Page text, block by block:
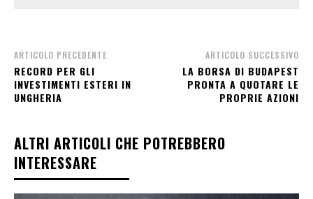
ARTICOLO PRECEDENTE
RECORD PER GLI
INVESTIMENTI ESTERI IN
UNGHERIA
ARTICOLO SUCCESSIVO
LA BORSA DI BUDAPEST
PRONTA A QUOTARE LE
PROPRIE AZIONI
ALTRI ARTICOLI CHE POTREBBERO
INTERESSARE